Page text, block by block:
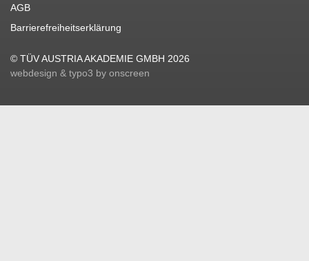
AGB
Barrierefreiheitserklärung
© TÜV AUSTRIA AKADEMIE GMBH 2026
webdesign & typo3 by onscreen